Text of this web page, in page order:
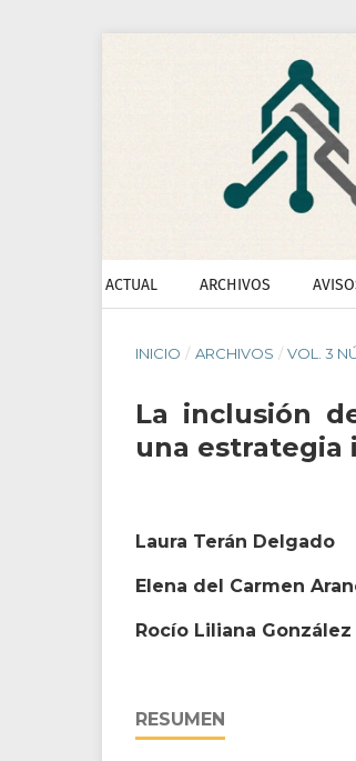
ACTUAL ARCHIVOS
INICIO / ARCHIVOS / VOL. 3
La inclusión
una estrategia
Laura Terán Delgado
Elena del Carmen
Rocío Liliana
RESUMEN